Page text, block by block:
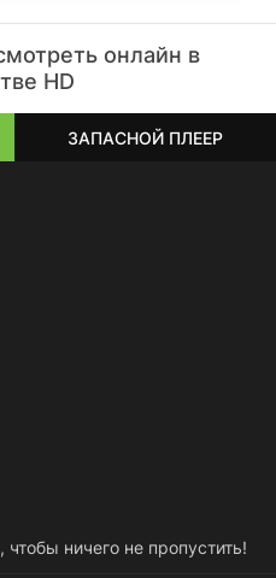
онлайн в
HD
ЗАПАСНОЙ ПЛЕЕР
ничего не пропустить!